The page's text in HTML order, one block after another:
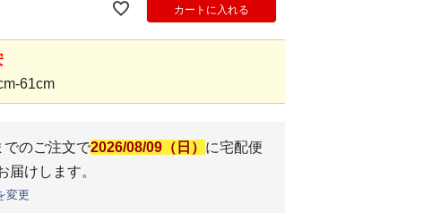
カートに入れる
61cm
でのご注文で2026/08/09（日） に宅配便
届けします。
変更